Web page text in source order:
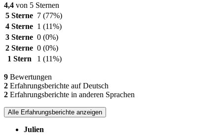
4,4 von 5 Sternen
5 Sterne 7 (77%)
4 Sterne 1 (11%)
3 Sterne 0 (0%)
2 Sterne 0 (0%)
1 Stern
1 (11%)
9 Bewertungen
2 Erfahrungsberichte auf Deutsch
2 Erfahrungsberichte in anderen Sprachen
Alle Erfahrungsberichte anzeigen
Julien